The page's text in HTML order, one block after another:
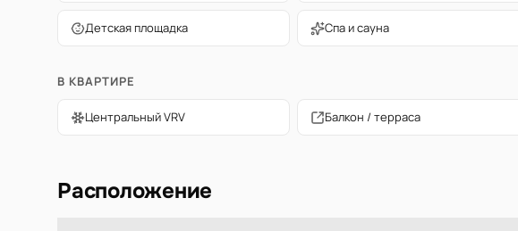
Детская площадка Спа и сауна
В КВАРТИРЕ
Центральный VRV Балкон / терраса
Расположение